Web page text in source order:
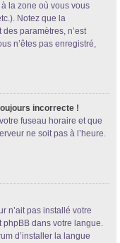
la zone où vous vous
Notez que la
paramètres, n’est
n’êtes pas enregistré,
incorrecte !
fuseau horaire et que
ne soit pas à l’heure.
n’ait pas installé votre
phpBB dans votre langue.
d’installer la langue